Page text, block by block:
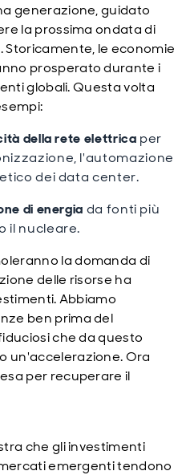
generazione, guidato
la prossima ondata di
le economie
prosperato durante i
globali. Questa volta
della rete elettrica per
l'automazione
dei data center.
di energia da fonti più
il nucleare.
la domanda di
delle risorse ha
Abbiamo
ben prima del
che da questo
un'accelerazione. Ora
per recuperare il
che gli investimenti
emergenti tendono